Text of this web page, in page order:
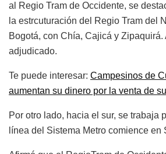
al Regio Tram de Occidente, se
la estrcuturación del Regio Tram del
Bogotá, con Chía, Cajicá y
adjudicado.
Te puede interesar: Campesinos de
aumentan su dinero por la venta de
Por otro lado, hacia el sur, se trabaja
línea del Sistema Metro comience en